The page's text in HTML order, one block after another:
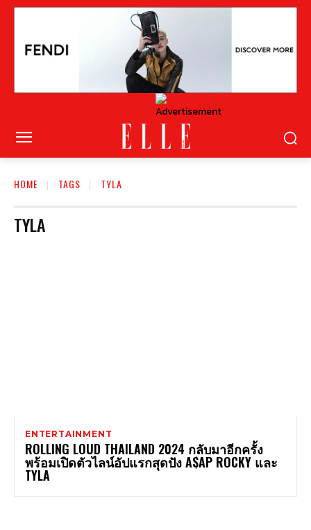
HOME TAGS TYLA
TYLA
ENTERTAINMENT
ROLLING LOUD THAILAND 2024 กลับมาอีกครั้ง
พร้อมเปิดตัวไลน์อัปแรกสุดปัง A$AP ROCKY และ
TYLA